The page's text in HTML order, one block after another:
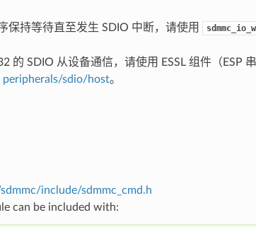
保持等待直至发生 SDIO 中断，请使用
的 SDIO 从设备通信，请使用 ESSL 组件（ESP
peripherals/sdio/host。
include/sdmmc_cmd.h
can be included with: